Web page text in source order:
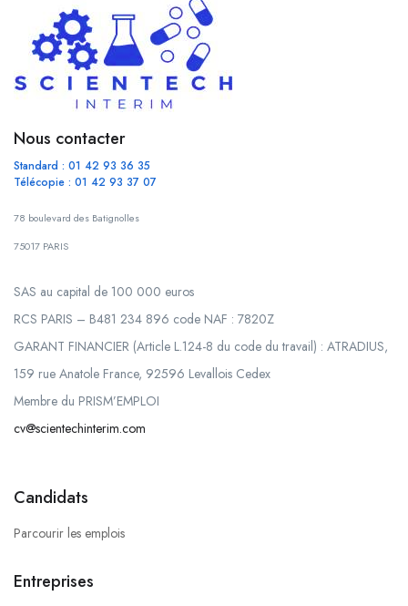
Nous contacter
Standard : 01 42 93 36 35
Télécopie : 01 42 93 37 07
78 boulevard des Batignolles
75017 PARIS
SAS au capital de 100 000 euros
RCS PARIS – B481 234 896 code NAF : 7820Z
GARANT FINANCIER (Article L.124-8 du code du travail) : ATRADIUS,
159 rue Anatole France, 92596 Levallois Cedex
Membre du PRISM’EMPLOI
cv@scientechinterim.com
Candidats
Parcourir les emplois
Entreprises